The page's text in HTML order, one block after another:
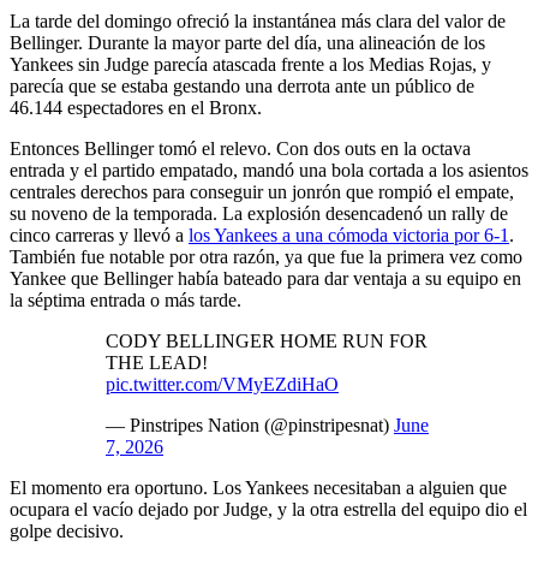
La tarde del domingo ofreció la instantánea más clara del valor de
Bellinger. Durante la mayor parte del día, una alineación de los
Yankees sin Judge parecía atascada frente a los Medias Rojas, y
parecía que se estaba gestando una derrota ante un público de
46.144 espectadores en el Bronx.
Entonces Bellinger tomó el relevo. Con dos outs en la octava
entrada y el partido empatado, mandó una bola cortada a los asientos
centrales derechos para conseguir un jonrón que rompió el empate,
su noveno de la temporada. La explosión desencadenó un rally de
cinco carreras y llevó a los Yankees a una cómoda victoria por 6-1.
También fue notable por otra razón, ya que fue la primera vez como
Yankee que Bellinger había bateado para dar ventaja a su equipo en
la séptima entrada o más tarde.
CODY BELLINGER HOME RUN FOR
THE LEAD!
pic.twitter.com/VMyEZdiHaO
— Pinstripes Nation (@pinstripesnat) June
7, 2026
El momento era oportuno. Los Yankees necesitaban a alguien que
ocupara el vacío dejado por Judge, y la otra estrella del equipo dio el
golpe decisivo.